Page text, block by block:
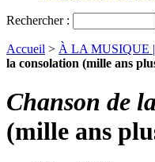
Rechercher :
Accueil > À LA MUSIQUE
la consolation (mille ans
Chanson de
(mille ans